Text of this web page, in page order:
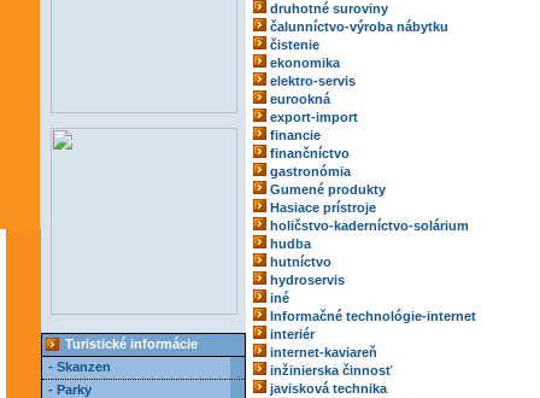
Turistické informácie
- Skanzen
- Parky
druhotné suroviny
čalunníctvo-výroba nábytku
čistenie
ekonomika
elektro-servis
eurookná
export-import
financie
finančníctvo
gastronómia
Gumené produkty
Hasiace prístroje
holičstvo-kaderníctvo-solárium
hudba
hutníctvo
hydroservis
iné
Informačné technológie-internet
interiér
internet-kaviareň
inžinierska činnosť
javisková technika